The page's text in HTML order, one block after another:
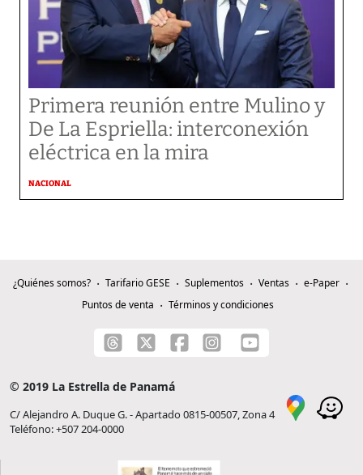
Primera reunión entre Mulino y
De La Espriella: interconexión
eléctrica en la mira
NACIONAL
¿Quiénes somos? Tarifario GESE Suplementos Ventas
e-Paper
Puntos de venta
Términos y condiciones
© 2019 La Estrella de Panamá
C/ Alejandro A. Duque G. - Apartado 0815-00507, Zona 4
Teléfono: +507 204-0000